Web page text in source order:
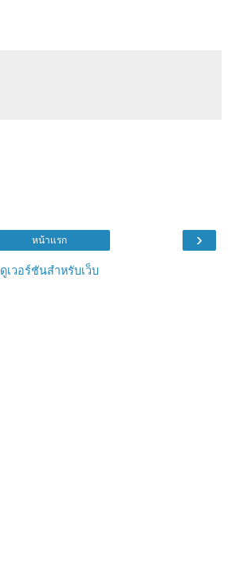
›
หน้าแรก
ดูเวอร์ชันสำหรับเว็บ